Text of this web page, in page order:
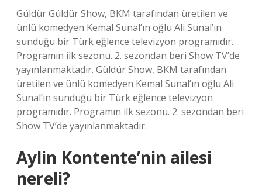
Güldür Güldür Show, BKM tarafından üretilen ve
ünlü komedyen Kemal Sunal’ın oğlu Ali Sunal’ın
sunduğu bir Türk eğlence televizyon programıdır.
Programın ilk sezonu. 2. sezondan beri Show TV’de
yayınlanmaktadır. Güldür Show, BKM tarafından
üretilen ve ünlü komedyen Kemal Sunal’ın oğlu Ali
Sunal’ın sunduğu bir Türk eğlence televizyon
programıdır. Programın ilk sezonu. 2. sezondan beri
Show TV’de yayınlanmaktadır.
Aylin Kontente’nin ailesi
nereli?